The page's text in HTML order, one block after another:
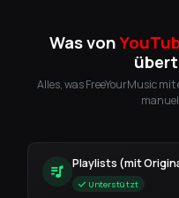
Was von
Alles, was FreeYourMusic
Playlists (mit
Unterstützt